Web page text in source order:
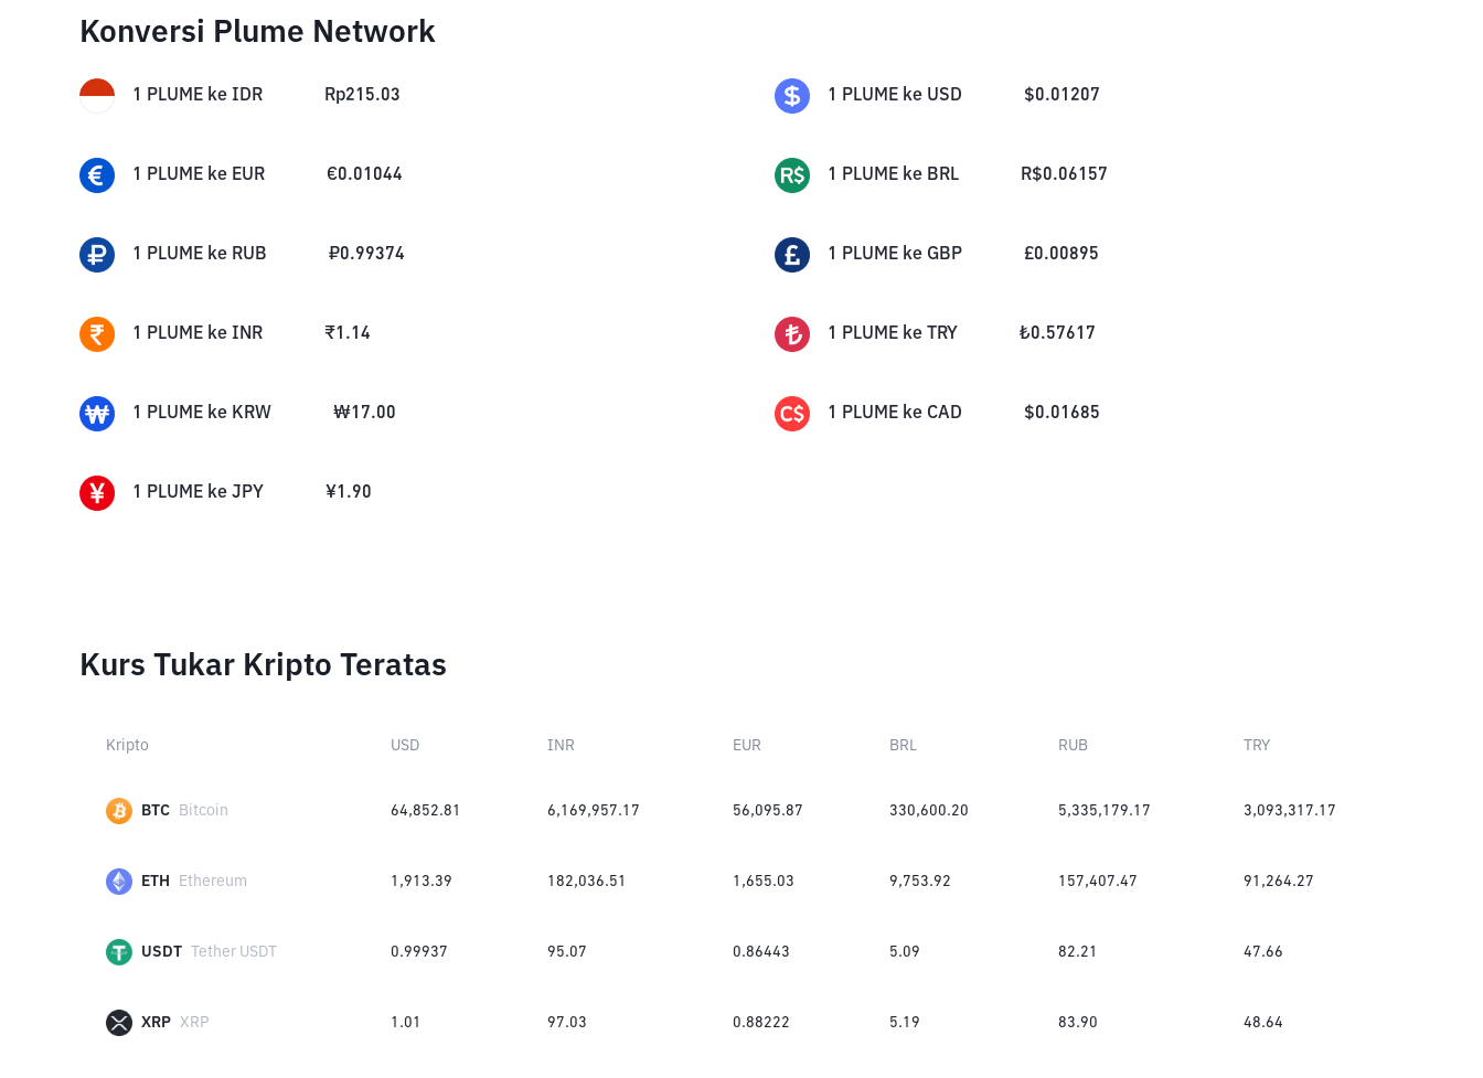
Konversi Plume Network
1 PLUME ke IDR Rp215.03 1 PLUME ke USD $0.01207
1 PLUME ke EUR €0.01044 1 PLUME ke BRL R$0.06157
1 PLUME ke RUB ₽0.99374 1 PLUME ke GBP £0.00895
1 PLUME ke INR ₹1.14 1 PLUME ke TRY ₺0.57617
1 PLUME ke KRW ₩17.00 1 PLUME ke CAD $0.01685
1 PLUME ke JPY ¥1.90
Kurs Tukar Kripto Teratas
Kripto USD INR EUR BRL RUB TRY
BTC Bitcoin 64,852.81 6,169,957.17 56,095.87 330,600.20 5,335,179.17 3,093,317.17
ETH Ethereum 1,913.39 182,036.51 1,655.03 9,753.92 157,407.47 91,264.27
USDT Tether USDT 0.99937 95.07 0.86443 5.09 82.21 47.66
XRP XRP 1.01 97.03 0.88222 5.19 83.90 48.64